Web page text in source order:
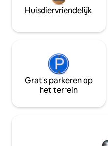
Huisdiervriendelijk
Gratis parkeren op
het terrein